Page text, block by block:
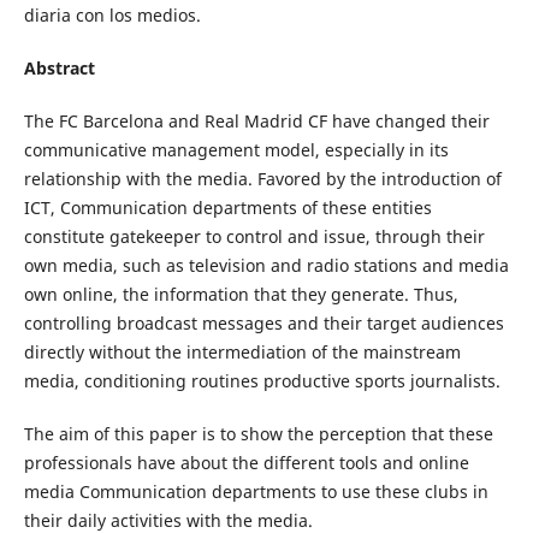
diaria con los medios.
Abstract
The FC Barcelona and Real Madrid CF have changed their
communicative management model, especially in its
relationship with the media. Favored by the introduction of
ICT, Communication departments of these entities
constitute gatekeeper to control and issue, through their
own media, such as television and radio stations and media
own online, the information that they generate. Thus,
controlling broadcast messages and their target audiences
directly without the intermediation of the mainstream
media, conditioning routines productive sports journalists.
The aim of this paper is to show the perception that these
professionals have about the different tools and online
media Communication departments to use these clubs in
their daily activities with the media.